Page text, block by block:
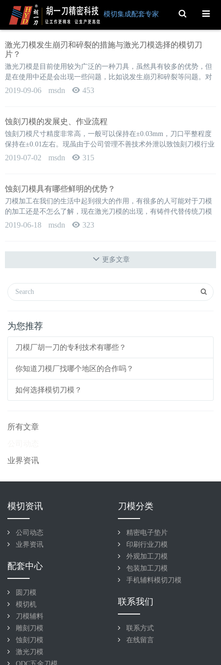
模切集成配套专家 Toggle
Search
激光刀模发生崩刃和碎裂的措施与激光刀模选择的模切刀
片？
激光刀模是目前使用较为广泛的一种刀具，虽然具有较多的优势，但
是在使用中还是会出现一些问题，比如说发生崩刃和碎裂等问题。对
此，我们需要采取有效的措施进行解决。1、改进工艺系统的刚性，包
提高生产率。2、为了防止切屑加热到足以发生熔焊的温度，可尝试使
用冷却液。其它可能采用的方法还包括采...
2019-09-06 msdn 453
蚀刻刀模的发展史、作业流程
蚀刻刀模尺寸精度非常高，一般可以保持在±0.03mm，刀口平整程度
保持在±0.01左右。现虽由于公司管理不善技术外泄以致蚀刻刀模行业
形成恶性竞争甚至于自身面临倒闭危险，但是现在要保证刀模的精度
里渐渐有辊筒模具开始投入使用，生产速度成倍的提升，但是辊筒模
具由于价格昂贵，质量比较...
2019-07-02 msdn 315
蚀刻刀模具有哪些鲜明的优势？
刀模加工在我们的生活中起到很大的作用，有很多的人可能对于刀模
的加工还是不怎么了解，现在激光刀模的出现，有铸件代替传统刀模
的趋势，那么激光刀模具有怎样的优势呢？下面来看看激光刀模的加
不需要进行绘制。 2、其次就是误差较小，在传统的...
2019-06-18 msdn 323
更多文章
为您推荐
刀模厂胡一刀的专利技术有哪些？
你知道刀模厂找哪个地区的合作吗？
如何选择模切刀模？
所有文章
业界资讯
模切资讯
公司动态
业界资讯
刀模分类
精密电子垫片
印刷行业刀模
外观加工刀模
包装加工刀模
手机辅料模切刀模
配套中心
圆刀模
模切机
刀模辅料
雕刻刀模
蚀刻刀模
激光刀模
联系我们
联系方式
在线留言